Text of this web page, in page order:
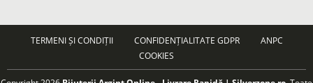
TERMENI ȘI CONDIȚII CONFIDENȚIALITATE GDPR
ANPC
COOKIES